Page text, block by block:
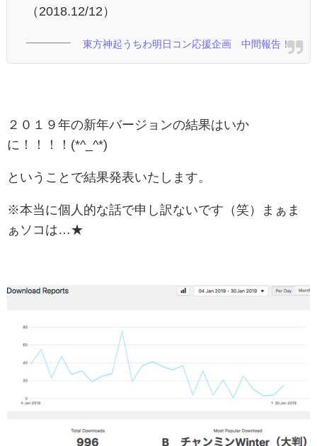
（2018.12/12）
東方神起うちわ明日コン応援企画 中間報告！
２０１９年の新年バージョンの結果はいか
に！！！！(*^_^*)
ということで結果発表いたします。
※本当に個人的な話で申し訳ないです（笑）まぁま
ぁソコは…★